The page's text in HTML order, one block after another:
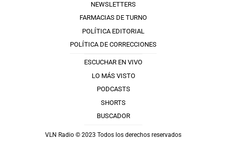
NEWSLETTERS
FARMACIAS DE TURNO
POLÍTICA EDITORIAL
POLÍTICA DE CORRECCIONES
ESCUCHAR EN VIVO
LO MÁS VISTO
PODCASTS
SHORTS
BUSCADOR
VLN Radio © 2023 Todos los derechos reservados